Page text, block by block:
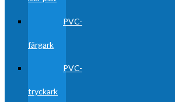
PVC-
färgark
PVC-
tryckark